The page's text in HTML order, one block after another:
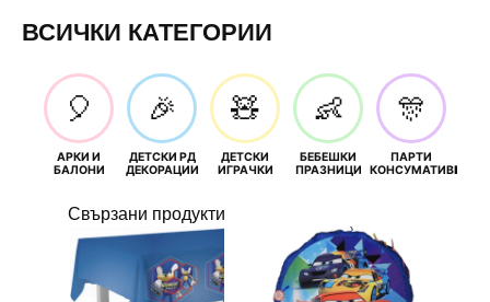
ВСИЧКИ КАТЕГОРИИ
🎈
АРКИ И
БАЛОНИ
🎉
ДЕТСКИ РД
ДЕКОРАЦИИ
🧸
ДЕТСКИ
ИГРАЧКИ
👶
БЕБЕШКИ
ПРАЗНИЦИ
🎊
ПАРТИ
КОНСУМАТИВИ
Свързани продукти